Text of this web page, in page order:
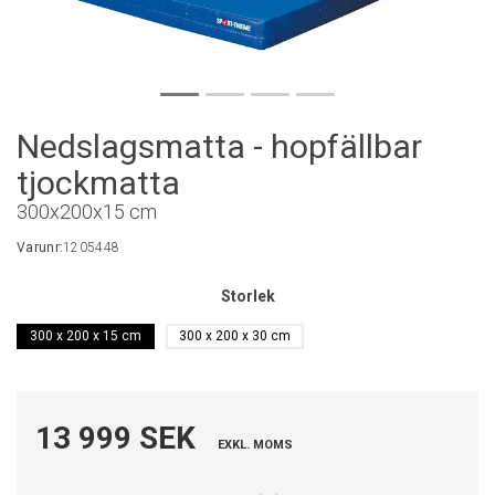
Nedslagsmatta - hopfällbar
tjockmatta
300x200x15 cm
Varunr:1205448
Storlek
300 x 200 x 15 cm 300 x 200 x 30 cm
13 999 SEK EXKL. MOMS